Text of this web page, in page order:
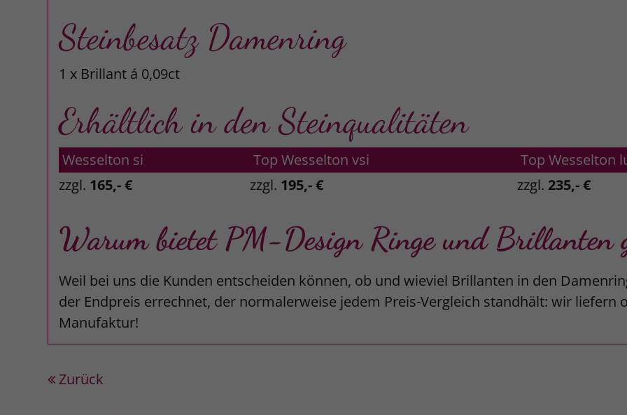
Steinbesatz Damenring
1 x Brillant á 0,09ct
Erhältlich in den Steinqualitäten
Wesselton si Top Wesselton vsi
Top Wesselton
zzgl. 165,- € zzgl. 195,- € zzgl. 235,- €
Warum bietet PM-Design Ringe und Brillanten
Weil bei uns die Kunden entscheiden können, ob und wieviel Brillanten in den
der Endpreis errechnet, der normalerweise jedem Preis-Vergleich standhält: wir liefern
Manufaktur!
Zurück